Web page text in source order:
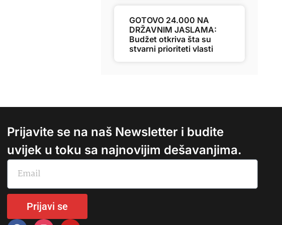
GOTOVO 24.000 NA
DRŽAVNIM JASLAMA:
Budžet otkriva šta su
stvarni prioriteti vlasti
Prijavite se na naš Newsletter i budite
uvijek u toku sa najnovijim dešavanjima.
Prijavi se